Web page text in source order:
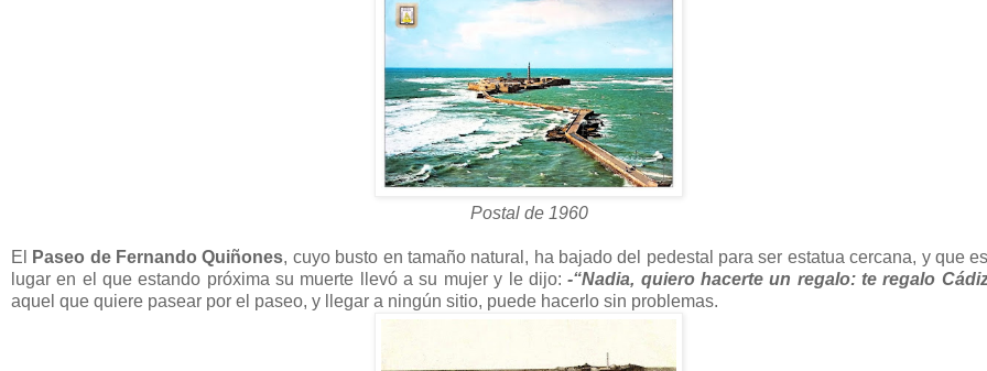
Postal de 1960
El Paseo de Fernando Quiñones, cuyo busto en tamaño natural, ha bajado del pedestal para ser estatua cercana, y que
lugar en el que estando próxima su muerte llevó a su mujer y le dijo:-“Nadia, quiero hacerte un regalo: te regalo
aquel que quiere pasear por el paseo, y llegar a ningún sitio, puede hacerlo sin problemas.